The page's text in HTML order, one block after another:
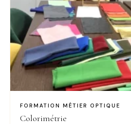
FORMATION MÉTIER OPTIQUE
Colorimétrie